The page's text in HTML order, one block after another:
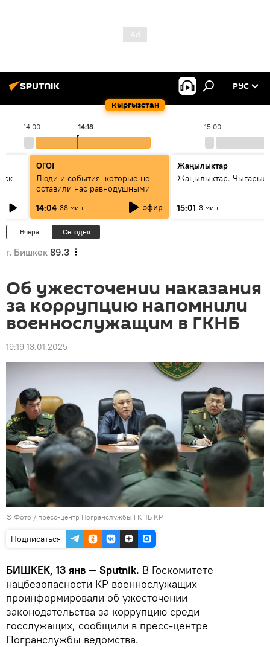
Кыргызстан
РУС
14:00 15:00
14:18
ОГО!
Люди и события, которые не
оставили нас равнодушными
14:04 38 мин эфир
Жаңылыктар
Жаңылыктар.
15:01 3 мин
Вчера Сегодня
г. Бишкек 89.3
Об ужесточении наказания
за коррупцию напомнили
военнослужащим в ГКНБ
19:19 13.01.2025
© Фото / пресс-центр Погранслужбы ГКНБ КР
Подписаться
БИШКЕК, 13 янв — Sputnik. В Госкомитете
нацбезопасности КР военнослужащих
проинформировали об ужесточении
законодательства за коррупцию среди
госслужащих, сообщили в пресс-центре
Погранслужбы ведомства.